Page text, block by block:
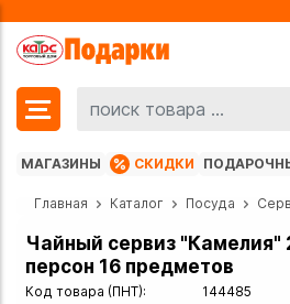
МАГАЗИНЫ СКИДКИ
Главная Каталог Посуда
Чайный сервиз "Камелия"
персон 16 предметов
Код товара (ПНТ):
144485